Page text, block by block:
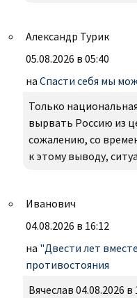
Александр Турик
05.08.2026 в 05:40
на Спасти себя мы
Только
вырвать Россию из
сожалению, со
к этому выводу,
Иванович
04.08.2026 в 16:12
на "Двести лет
противостояния
Вячеслав 04.08.2026